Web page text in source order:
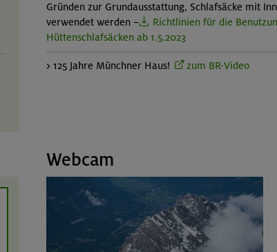
Gründen zur Grundausstattung, Schlafsäcke mit
verwendet werden –
Richtlinien für die
Hüttenschlafsäcken ab 1.5.2023
> 125 Jahre Münchner Haus! zum BR-Video
Webcam